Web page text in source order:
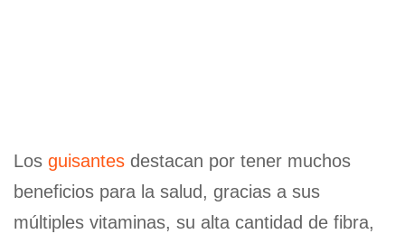
Los guisantes destacan por tener muchos
beneficios para la salud, gracias a sus
múltiples vitaminas, su alta cantidad de fibra,